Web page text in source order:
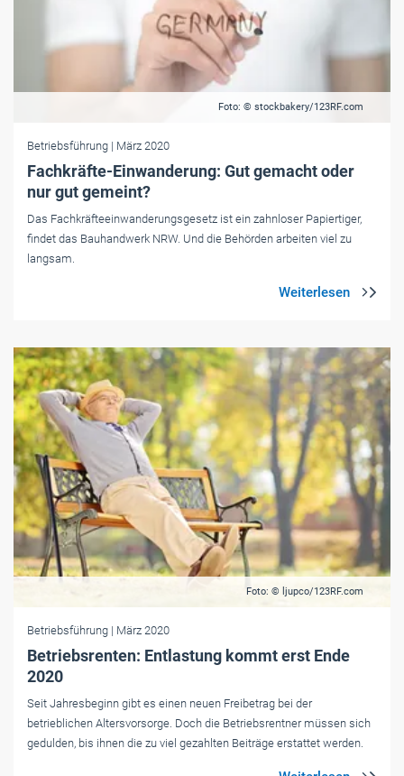
Foto: © stockbakery/123RF.com
Betriebsführung | März 2020
Fachkräfte-Einwanderung: Gut gemacht oder
nur gut gemeint?
Das Fachkräfteeinwanderungsgesetz ist ein zahnloser Papiertiger,
findet das Bauhandwerk NRW. Und die Behörden arbeiten viel zu
langsam.
Foto: © ljupco/123RF.com
Betriebsführung | März 2020
Betriebsrenten: Entlastung kommt erst Ende
2020
Seit Jahresbeginn gibt es einen neuen Freibetrag bei der
betrieblichen Altersvorsorge. Doch die Betriebsrentner müssen sich
gedulden, bis ihnen die zu viel gezahlten Beiträge erstattet werden.